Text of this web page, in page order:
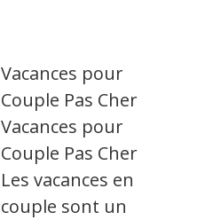
Vacances pour
Couple Pas Cher
Vacances pour
Couple Pas Cher
Les vacances en
couple sont un